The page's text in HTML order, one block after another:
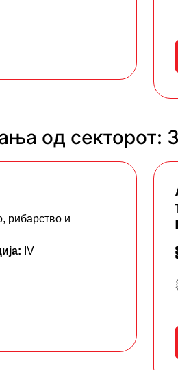
од секторот:
рибарство и
IV